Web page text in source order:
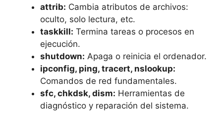
attrib: Cambia atributos de archivos:
oculto, solo lectura, etc.
taskkill: Termina tareas o procesos en
ejecución.
shutdown: Apaga o reinicia el ordenador.
ipconfig, ping, tracert, nslookup:
Comandos de red fundamentales.
sfc, chkdsk, dism: Herramientas de
diagnóstico y reparación del sistema.